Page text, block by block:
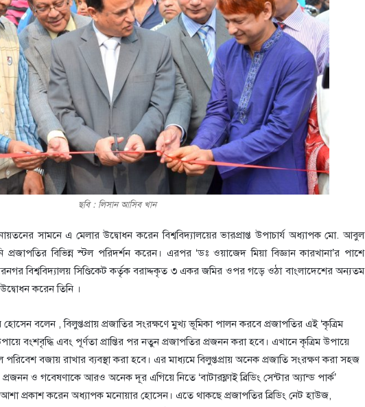
ছবি : লিসান আসিব খান
সামনে এ মেলার উদ্বোধন করেন বিশ্ববিদ্যালয়ের ভারপ্রাপ্ত উপাচার্য অধ্যাপক মো. আবুল
বিভিন্ন স্টল পরিদর্শন করেন। এরপর ‘ডঃ ওয়াজেদ মিয়া বিজ্ঞান কারখানা’র পাশে
বিশ্ববিদ্যালয় সিণ্ডিকেট কর্তৃক বরাদ্দকৃত ৩ একর জমির ওপর গড়ে ওঠা বাংলাদেশের অন্যতম
করেন তিনি ।
বলেন , বিলুপ্তপ্রায় প্রজাতির সংরক্ষণে মুখ্য ভূমিকা পালন করবে প্রজাপতির এই ‘কৃত্রিম
বংশবৃদ্ধি এবং পূর্ণতা প্রাপ্তির পর নতুন প্রজাপতির প্রজনন করা হবে। এখানে কৃত্রিম উপায়ে
বজায় রাখার ব্যবস্থা করা হবে। এর মাধ্যমে বিলুপ্তপ্রায় অনেক প্রজাতি সংরক্ষণ করা সহজ
ও গবেষণাকে আরও অনেক দূর এগিয়ে নিতে ‘বাটারফ্লাই ব্রিডিং সেন্টার অ্যান্ড পার্ক’
প্রকাশ করেন অধ্যাপক মনোয়ার হোসেন। এতে থাকছে প্রজাপতির ব্রিডিং নেট হাউজ,